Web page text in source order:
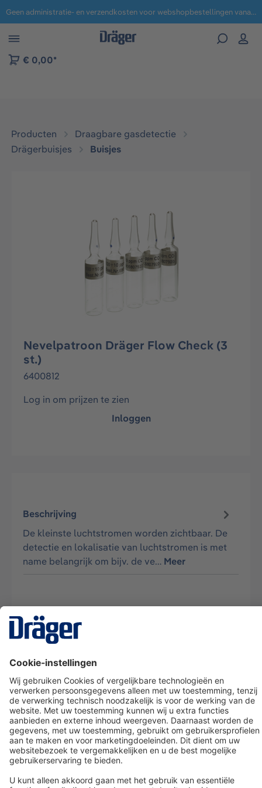
naar navigatie B2B-platform Geen administratie- en verzendkosten voor webshopbestellingen vanaf € 100,-.
€ 0,00*
Producten
Draagbare gasdetectie
Drägerbuisjes
Buisjes
Nevelpatroon Dräger Flow Check (3
st.)
6400812
Log in om prijzen te zien
Inloggen
Beschrijving
De kleinste luchtstromen worden zichtbaar. De
detectie en lokalisatie van luchtstromen is met
name belangrijk om bijv. de ve… Meer
Dräger klantenservice
Over Dräger
Bestellen in onze webshop